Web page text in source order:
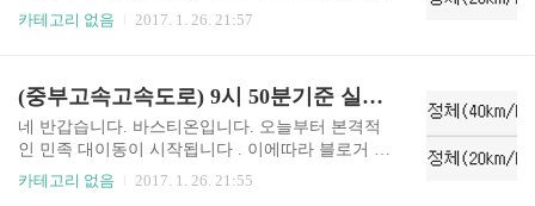
스티온은 설날 연휴 실시간으로 고속도로 혼잡구
참고하셔서 즐거운 명절보내시고 수시로 블로그
들어오셔서 확인부탁드립니다.
카테고리 없음 2017. 1. 26. 21:57
(중부고속고속도로) 9시 50분기준 실시간 고속도로 혼잡구간 !!
네 반갑습니다. 바스티온입니다. 오늘부터 본격적
인 민족 대이동이 시작됩니다 . 이에따라 블로거 바
스티온은 설날 연휴 실시간으로 고속도로 혼잡구
카테고리 없음 2017. 1. 26. 21:55